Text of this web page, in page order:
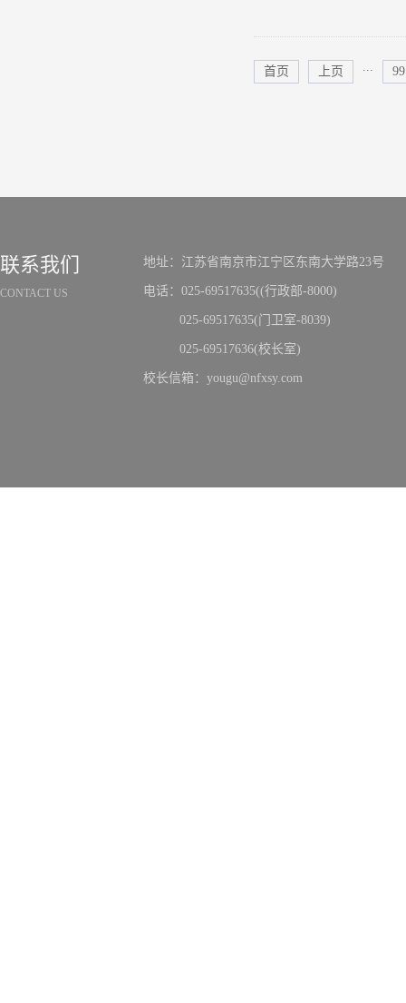
首页 上页 ... 99
联系我们
CONTACT US
地址：江苏省南京市江宁区东南大学路23号
电话：025-69517635((行政部-8000)
025-69517635(门卫室-8039)
025-69517636(校长室)
校长信箱：yougu@nfxsy.com